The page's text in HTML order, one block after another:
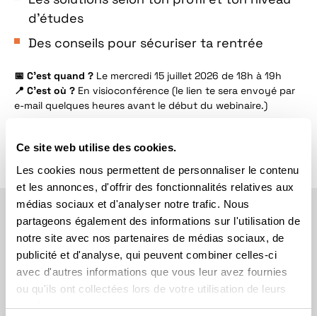
Ce site web utilise des cookies.
Les cookies nous permettent de personnaliser le contenu
et les annonces, d'offrir des fonctionnalités relatives aux
médias sociaux et d'analyser notre trafic. Nous
partageons également des informations sur l'utilisation de
notre site avec nos partenaires de médias sociaux, de
publicité et d'analyse, qui peuvent combiner celles-ci
avec d'autres informations que vous leur avez fournies
ou qu'ils ont collectées lors de votre utilisation de leurs
services.
d’études
Des conseils pour sécuriser ta rentrée
📅 C’est quand ? Le mercredi 15 juillet 2026 de 18h à 19h
📍 C’est où ? En visioconférence (le lien te sera envoyé par
e-mail quelques heures avant le début du webinaire.)
Inscris-toi via ce formulaire